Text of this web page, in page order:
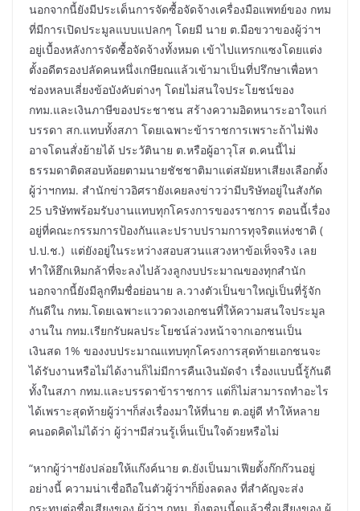
นอกจากนี้ยังมีประเด็นการจัดซื้อจัดจ้างเครื่องมือแพทย์ของ กทม
ที่มีการเปิดประมูลแบบแปลกๆ โดยมี นาย ต.มือขวาของผู้ว่าฯ
อยู่เบื้องหลังการจัดซื้อจัดจ้างทั้งหมด เข้าไปแทรกแซงโดยแต่ง
ตั้งอดีตรองปลัดคนหนึ่งเกษียณแล้วเข้ามาเป็นที่ปรึกษาเพื่อหา
ช่องหลบเลี่ยงข้อบังคับต่างๆ โดยไม่สนใจประโยชน์ของ
กทม.และเงินภาษีของประชาชน สร้างความอิดหนาระอาใจแก่
บรรดา สก.แทบทั้งสภา โดยเฉพาะข้าราชการเพราะถ้าไม่ฟัง
อาจโดนสั่งย้ายได้ ประวัตินาย ต.หรือผู้อาวุโส ต.คนนี้ไม่
ธรรมดาติดสอบห้อยตามนายชัชชาติมาแต่สมัยหาเสียงเลือกตั้ง
ผู้ว่าฯกทม. สำนักข่าวอิศรายังเคยลงข่าวว่ามีบริษัทอยู่ในสังกัด
25 บริษัทพร้อมรับงานแทบทุกโครงการของราชการ ตอนนี้เรื่อง
อยู่ที่คณะกรรมการป้องกันและปราบปรามการทุจริตแห่งชาติ (
ป.ป.ช.) แต่ยังอยู่ในระหว่างสอบสวนแสวงหาข้อเท็จจริง เลย
ทำให้ฮึกเหิมกล้าที่จะลงไปล้วงลูกงบประมาณของทุกสำนัก
นอกจากนี้ยังมีลูกทีมชื่อย่อนาย ล.วางตัวเป็นขาใหญ่เป็นที่รู้จัก
กันดีใน กทม.โดยเฉพาะแววดวงเอกชนที่ให้ความสนใจประมูล
งานใน กทม.เรียกรับผลประโยชน์ล่วงหน้าจากเอกชนเป็น
เงินสด 1% ของงบประมาณแทบทุกโครงการสุดท้ายเอกชนจะ
ได้รับงานหรือไม่ได้งานก็ไม่มีการคืนเงินมัดจำ เรื่องแบบนี้รู้กันดี
ทั้งในสภา กทม.และบรรดาข้าราชการ แต่ก็ไม่สามารถทำอะไร
ได้เพราะสุดท้ายผู้ว่าฯก็ส่งเรื่องมาให้ที่นาย ต.อยู่ดี ทำให้หลาย
คนอดคิดไม่ได้ว่า ผู้ว่าฯมีส่วนรู้เห็นเป็นใจด้วยหรือไม่
“หากผู้ว่าฯยังปล่อยให้แก๊งค์นาย ต.ยังเป็นมาเฟียตั้งก๊กก๊วนอยู่
อย่างนี้ ความน่าเชื่อถือในตัวผู้ว่าฯก็ยิ่งลดลง ที่สำคัญจะส่ง
กระทบต่อชื่อเสียงของ ผู้ว่าฯ กทม. ยิ่งตอนนี้ดูแล้วชื่อเสียงของ ผู้